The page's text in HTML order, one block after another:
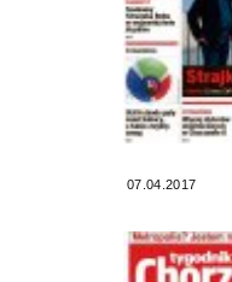
07.04.2017